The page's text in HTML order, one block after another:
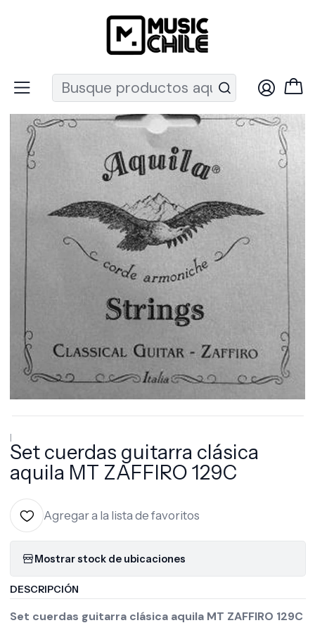
Recuerda que ahora nos puedes encontrar en el MUT
Instrumentos de Cuerda Guitarras
|
Set cuerdas guitarra clásica
aquila MT ZAFFIRO 129C
Agregar a la lista de favoritos
Mostrar stock de ubicaciones
DESCRIPCIÓN
Set cuerdas guitarra clásica aquila MT ZAFFIRO 129C